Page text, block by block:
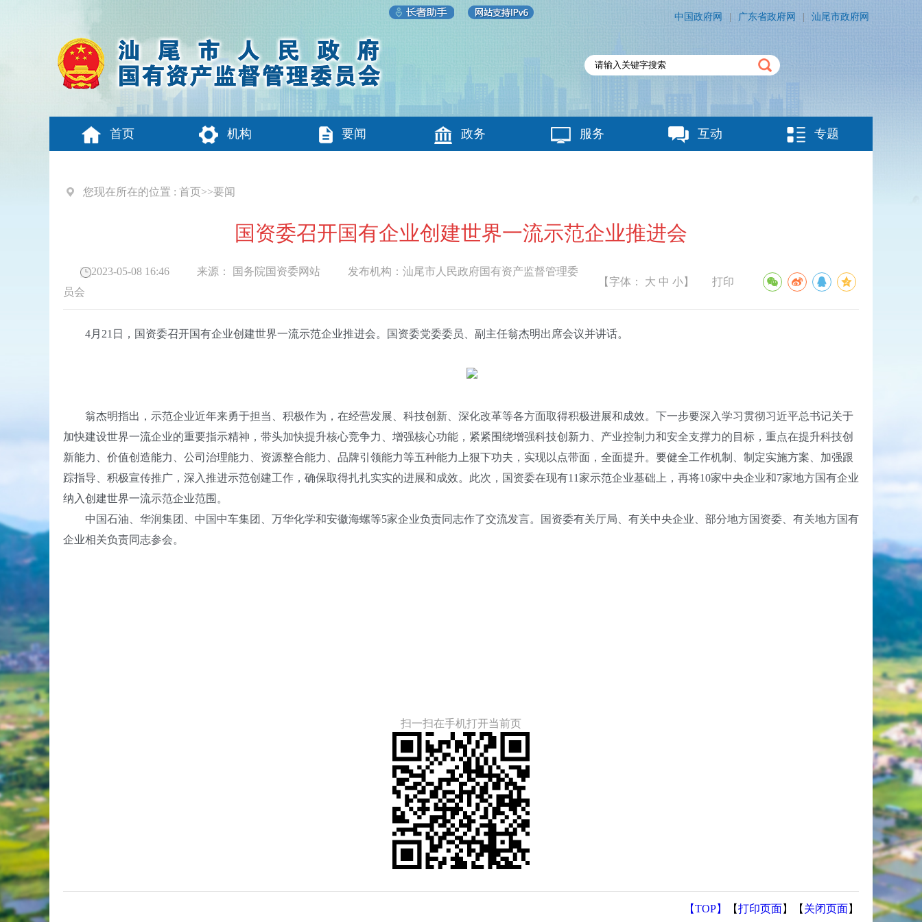
汕尾市政府网
广东省政府网
中国政府网
首页 机构 要闻 政务 服务 互动 专题
您现在所在的位置 : 首页>>要闻
国资委召开国有企业创建世界一流示范企业推进会
2023-05-08 16:46 来源： 国务院国资委网站 发布机构： 汕尾市人民政府国有资产监督管理委
员会
【字体： 大 中 小】 打印
4月21日，国资委召开国有企业创建世界一流示范企业推进会。国资委党委委员、副主任翁杰明出席会议并讲话。
翁杰明指出，示范企业近年来勇于担当、积极作为，在经营发展、科技创新、深化改革等各方面取得积极进展和成效。下一步要深入学习贯彻习近平总书记关于
加快建设世界一流企业的重要指示精神，带头加快提升核心竞争力、增强核心功能，紧紧围绕增强科技创新力、产业控制力和安全支撑力的目标，重点在提升科技创
新能力、价值创造能力、公司治理能力、资源整合能力、品牌引领能力等五种能力上狠下功夫，实现以点带面，全面提升。要健全工作机制、制定实施方案、加强跟
踪指导、积极宣传推广，深入推进示范创建工作，确保取得扎扎实实的进展和成效。此次，国资委在现有11家示范企业基础上，再将10家中央企业和7家地方国有企业
纳入创建世界一流示范企业范围。
中国石油、华润集团、中国中车集团、万华化学和安徽海螺等5家企业负责同志作了交流发言。国资委有关厅局、有关中央企业、部分地方国资委、有关地方国有
企业相关负责同志参会。
扫一扫在手机打开当前页
【TOP】 【打印页面】【 关闭页面】